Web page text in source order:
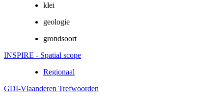
klei
geologie
grondsoort
INSPIRE - Spatial scope
Regionaal
GDI-Vlaanderen Trefwoorden